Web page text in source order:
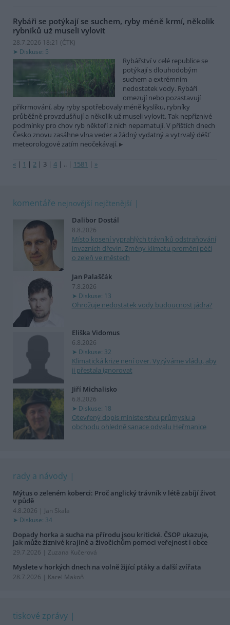
Rybáři se potýkají se suchem, ryby méně krmí, několik
rybníků už museli vylovit
28.7.2026 18:21 (ČTK)
Diskuse: 5
Rybářství v celé republice se
potýkají s dlouhodobým
suchem a extrémním
nedostatek vody. Rybáři
omezují nebo pozastavují
přikrmování, aby ryby spotřebovaly méně kyslíku, rybníky
průběžně provzdušňují a několik už museli vylovit. Tak nepříznivé
podmínky pro chov ryb někteří z nich nepamatují. V příštích dnech
Česko znovu zasáhne vlna veder a žádný vydatný a vytrvalý déšť
meteorologové zatím neočekávají.
« | 1 | 2 | 3 | 4 | .. | 1581 | »
komentáře nejnovější nejčtenější
Dalibor Dostál
8.8.2026
Místo kosení vyprahlých trávníků odstraňování
invazních dřevin. Změny klimatu promění péči
o zeleň ve městech
Jan Palaščák
7.8.2026
Diskuse: 13
Ohrožuje nedostatek vody budoucnost jádra?
Eliška Vidomus
6.8.2026
Diskuse: 32
Klimatická krize není over. Vyzýváme vládu, aby
ji přestala ignorovat
Jiří Michalisko
6.8.2026
Diskuse: 18
Otevřený dopis ministerstvu průmyslu a
obchodu ohledně sanace odvalu Heřmanice
rady a návody
Mýtus o zeleném koberci: Proč anglický trávník v létě zabíjí život
v půdě
4.8.2026 | Jan Skala
Diskuse: 34
Dopady horka a sucha na přírodu jsou kritické. ČSOP ukazuje,
jak může žíznivé krajině a živočichům pomoci veřejnost i obce
29.7.2026 | Zuzana Kučerová
Myslete v horkých dnech na volně žijící ptáky a další zvířata
28.7.2026 | Karel Makoň
tiskové zprávy